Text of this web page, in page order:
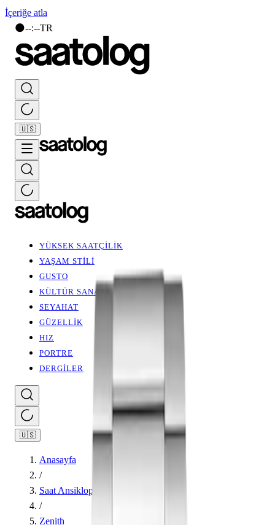
İçeriğe atla
🌑--:--TR
🇺🇸
YÜKSEK SAATÇİLİK
YAŞAM STİLİ
GUSTO
KÜLTÜR SANAT
SEYAHAT
GÜZELLİK
HIZ
PORTRE
DERGİLER
🇺🇸
Anasayfa
/
Saat Ansiklopedisi
/
Zenith